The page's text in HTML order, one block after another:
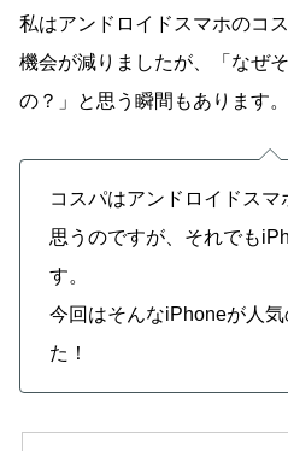
私はアンドロイドスマホのコ
機会が減りましたが、「なぜ
の？」と思う瞬間もあります。
コスパはアンドロイドスマ
思うのですが、それでも
す。
今回はそんなiPhoneが人
た！